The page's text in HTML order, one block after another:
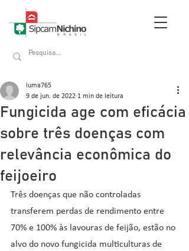
Fungicida age com eficácia
sobre três doenças com
relevância econômica do
feijoeiro
luma765
9 de jun. de 2022 1 min de leitura
Três doenças que não controladas
transferem perdas de rendimento entre
70% e 100% às lavouras de feijão, estão no
alvo do novo fungicida multiculturas de